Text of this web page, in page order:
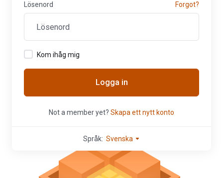
Lösenord Forgot?
Kom ihåg mig
Logga in
Not a member yet? Skapa ett nytt konto
Språk: Svenska